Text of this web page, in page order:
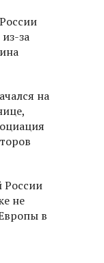
за
на
России
не
в